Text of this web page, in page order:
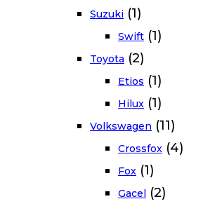
Suzuki (1)
Swift (1)
Toyota (2)
Etios (1)
Hilux (1)
Volkswagen (11)
Crossfox (4)
Fox (1)
Gacel (2)